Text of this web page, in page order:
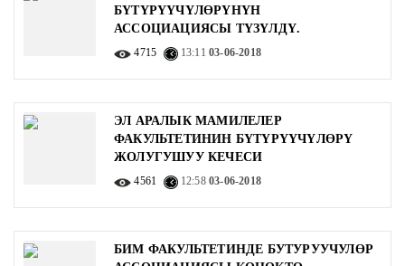
БҮТҮРҮҮЧҮЛӨРҮНҮН
АССОЦИАЦИЯСЫ ТҮЗҮЛДҮ.
4715 13:1103-06-2018
ЭЛ АРАЛЫК МАМИЛЕЛЕР
ФАКУЛЬТЕТИНИН БҮТҮРҮҮЧҮЛӨРҮ
ЖОЛУГУШУУ КЕЧЕСИ
4561 12:5803-06-2018
БИМ ФАКУЛЬТЕТИНДЕ БУТУРУУЧУЛӨР